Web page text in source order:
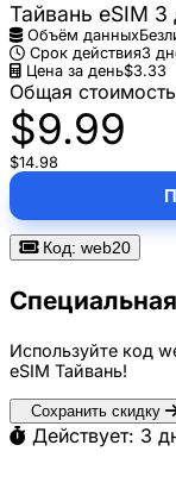
Тайвань eSIM 3
Объём данных
Срок действия3
Цена за день$3.33
Общая стоимость
$9.99
$14.98
Код: web20
Используйте код
eSIM Тайвань!
Сохранить скидку
Действует: 3